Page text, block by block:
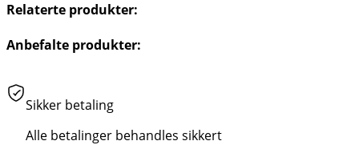
Relaterte produkter:
Anbefalte produkter:
Sikker betaling
Alle betalinger behandles sikkert